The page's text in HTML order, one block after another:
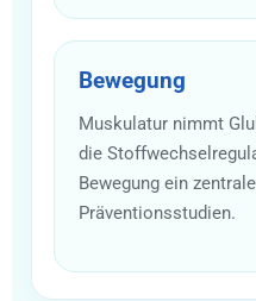
Bewegung
Muskulatur nimmt
die
Bewegung ein
Präventionsstudien.